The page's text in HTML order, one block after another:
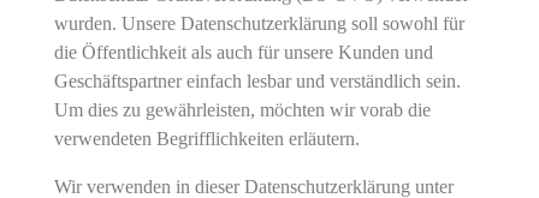
wurden. Unsere Datenschutzerklärung soll sowohl für
die Öffentlichkeit als auch für unsere Kunden und
Geschäftspartner einfach lesbar und verständlich sein.
Um dies zu gewährleisten, möchten wir vorab die
verwendeten Begrifflichkeiten erläutern.
Wir verwenden in dieser Datenschutzerklärung unter